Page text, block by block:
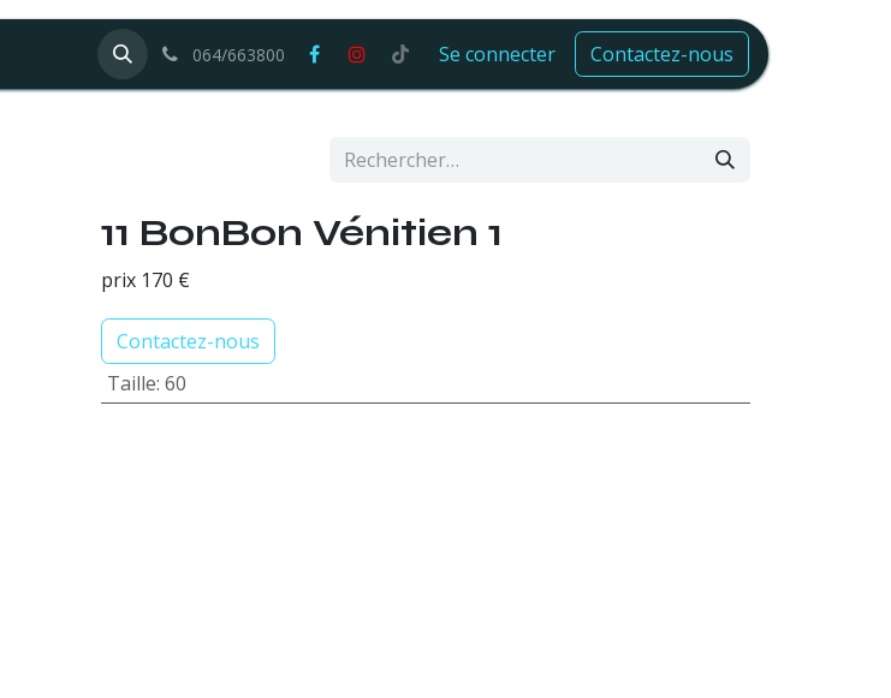
Offres d'emploi 064/663800 Se connecter Contactez-nous
11 BonBon Vénitien 1
prix 170 €
Contactez-nous
Taille: 60